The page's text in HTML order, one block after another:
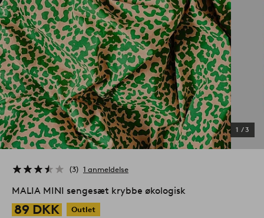
1 /3
3 1 anmeldelse
MALIA MINI sengesæt krybbe økologisk
89 DKK
Outlet